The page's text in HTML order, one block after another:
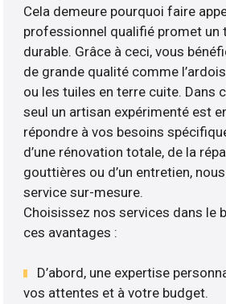
Cela demeure pourquoi faire
professionnel qualifié promet un
durable. Grâce à ceci, vous
de grande qualité comme
ou les tuiles en terre cuite. Dans
seul un artisan expérimenté est
répondre à vos besoins
d’une rénovation totale, de la
gouttières ou d’un entretien,
service sur-mesure.
Choisissez nos services dans le
ces avantages :
D’abord, une expertise
vos attentes et à votre budget.